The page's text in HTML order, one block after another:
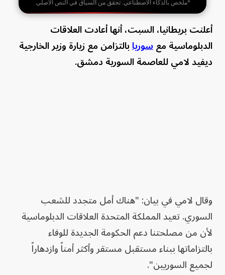
*ملخص بالذكاء الاصطناعي. تحقق من السياق في النص الأصلي.
أعلنت بريطانيا، السبت، أنها أعادت العلاقات
الدبلوماسية معسوريابالتزامن مع زيارة وزير الخارجية
ديفيد لامي للعاصمة السورية دمشق.
وقال لامي في بيان: "هناك أمل متجدد للشعب
السوري. تعيد المملكة المتحدة العلاقات الدبلوماسية
لأن من مصلحتنا دعم الحكومة الجديدة للوفاء
بالتزاماتها ببناء مستقبل مستقر وأكثر أمناً وازدهاراً
لجميع السوريين".